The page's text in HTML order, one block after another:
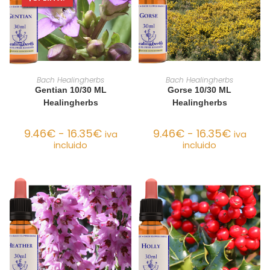
SELECCIONAR OPCIONES
Bach Healingherbs
Gentian 10/30 ML
Healingherbs
9.46€ - 16.35€ iva
incluido
SELECCIONAR OPCIONES
Bach Healingherbs
Gorse 10/30 ML
Healingherbs
9.46€ - 16.35€ iva
incluido